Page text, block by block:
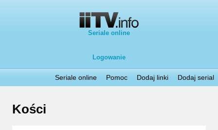
Seriale online
Logowanie
Seriale online Pomoc Dodaj linki Dodaj serial
Kości